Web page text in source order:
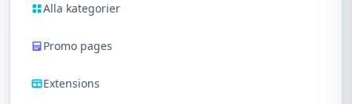
Alla kategorier
Promo pages
Extensions